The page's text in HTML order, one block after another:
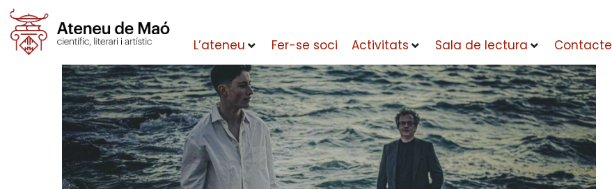
L’ateneu Fer-se soci Activitats Sala de lectura Contacte